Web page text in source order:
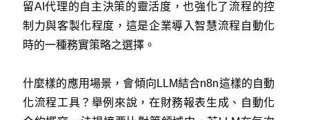
留AI代理的自主決策的靈活度，也強化了流程的控
制力與客製化程度，這是企業導入智慧流程自動化
時的一種務實策略之選擇。
什麼樣的應用場景，會傾向LLM結合n8n這樣的自動
化流程工具？舉例來說，在財務報表生成、自動化